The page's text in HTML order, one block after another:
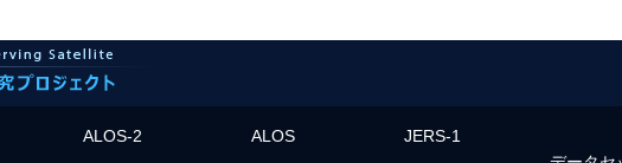
ALOS-2 ALOS
JERS-1